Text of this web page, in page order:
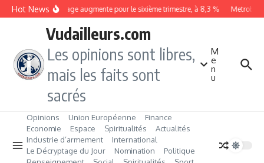
Aller au contenu
Hot NewsLe chômage augmente pour le sixième trimestre, à 8,3 % Metrobus
Vudailleurs.com
Les opinions sont libres,
mais les faits sont
sacrés
M
e
n
u
Opinions Union Européenne
Finance
Economie
Espace Spiritualités
Actualités
Industrie d’armement
International
Le Décryptage du Jour
Nomination
Politique